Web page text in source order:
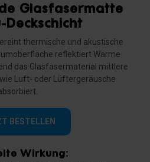
Glasfasermatte
thermische und akustische
reflektiert Wärme
das Glasfasermaterial mittlere
Luft- oder Lüftergeräusche
BESTELLEN
Wirkung: